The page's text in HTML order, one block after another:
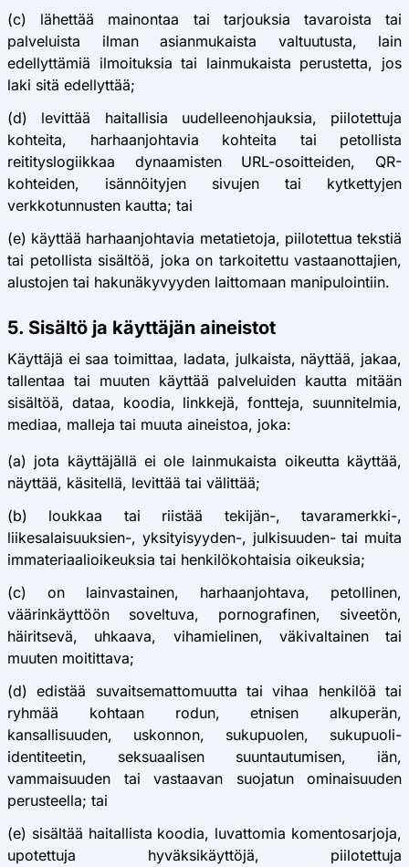
(c) lähettää mainontaa tai tarjouksia tavaroista tai
palveluista ilman asianmukaista valtuutusta, lain
edellyttämiä ilmoituksia tai lainmukaista perustetta, jos
laki sitä edellyttää;
(d) levittää haitallisia uudelleenohjauksia, piilotettuja
kohteita, harhaanjohtavia kohteita tai petollista
reitityslogiikkaa dynaamisten URL-osoitteiden, QR-
kohteiden, isännöityjen sivujen tai kytkettyjen
verkkotunnusten kautta; tai
(e) käyttää harhaanjohtavia metatietoja, piilotettua tekstiä
tai petollista sisältöä, joka on tarkoitettu vastaanottajien,
alustojen tai hakunäkyvyyden laittomaan manipulointiin.
5. Sisältö ja käyttäjän aineistot
Käyttäjä ei saa toimittaa, ladata, julkaista, näyttää, jakaa,
tallentaa tai muuten käyttää palveluiden kautta mitään
sisältöä, dataa, koodia, linkkejä, fontteja, suunnitelmia,
mediaa, malleja tai muuta aineistoa, joka:
(a) jota käyttäjällä ei ole lainmukaista oikeutta käyttää,
näyttää, käsitellä, levittää tai välittää;
(b) loukkaa tai riistää tekijän-, tavaramerkki-,
liikesalaisuuksien-, yksityisyyden-, julkisuuden- tai muita
immateriaalioikeuksia tai henkilökohtaisia oikeuksia;
(c) on lainvastainen, harhaanjohtava, petollinen,
väärinkäyttöön soveltuva, pornografinen, siveetön,
häiritsevä, uhkaava, vihamielinen, väkivaltainen tai
muuten moitittava;
(d) edistää suvaitsemattomuutta tai vihaa henkilöä tai
ryhmää kohtaan rodun, etnisen alkuperän,
kansallisuuden, uskonnon, sukupuolen, sukupuoli-
identiteetin, seksuaalisen suuntautumisen, iän,
vammaisuuden tai vastaavan suojatun ominaisuuden
perusteella; tai
(e) sisältää haitallista koodia, luvattomia komentosarjoja,
upotettuja hyväksikäyttöjä, piilotettuja